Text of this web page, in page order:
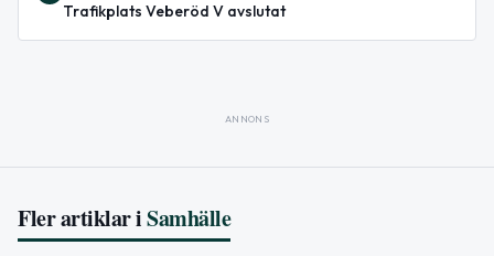
Trafikplats Veberöd V avslutat
ANNONS
Fler artiklar iSamhälle